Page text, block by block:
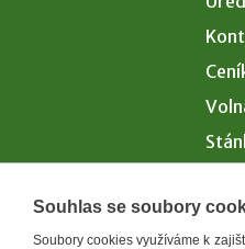
Souhlas se soubory
Soubory cookies využíváme k